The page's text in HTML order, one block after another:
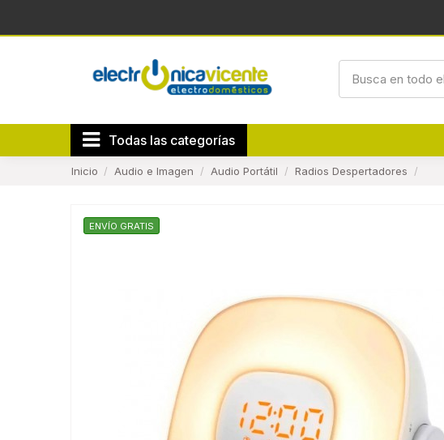
Todas las categorías
Inicio Audio e Imagen Audio Portátil Radios Despertadores
ENVÍO GRATIS